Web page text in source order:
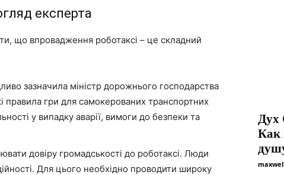
експерта
що впровадження роботаксі – це складний
зазначила міністр дорожнього господарства
правила гри для самокерованих транспортних
у випадку аварії, вимоги до безпеки та
довіру громадськості до роботаксі. Люди
Для цього необхідно проводити широку
Дух
Как